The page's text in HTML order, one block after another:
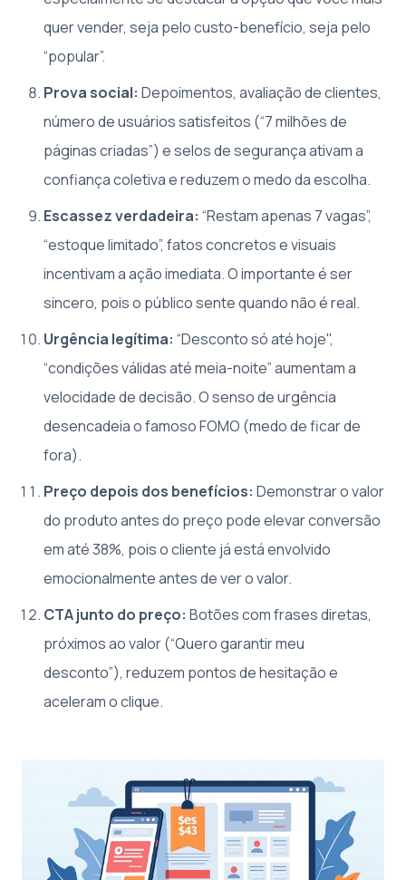
quer vender, seja pelo custo-benefício, seja pelo
“popular”.
Prova social: Depoimentos, avaliação de clientes,
número de usuários satisfeitos (“7 milhões de
páginas criadas”) e selos de segurança ativam a
confiança coletiva e reduzem o medo da escolha.
Escassez verdadeira: “Restam apenas 7 vagas”,
“estoque limitado”, fatos concretos e visuais
incentivam a ação imediata. O importante é ser
sincero, pois o público sente quando não é real.
Urgência legítima: “Desconto só até hoje",
“condições válidas até meia-noite” aumentam a
velocidade de decisão. O senso de urgência
desencadeia o famoso FOMO (medo de ficar de
fora).
Preço depois dos benefícios: Demonstrar o valor
do produto antes do preço pode elevar conversão
em até 38%, pois o cliente já está envolvido
emocionalmente antes de ver o valor.
CTA junto do preço: Botões com frases diretas,
próximos ao valor (“Quero garantir meu
desconto”), reduzem pontos de hesitação e
aceleram o clique.